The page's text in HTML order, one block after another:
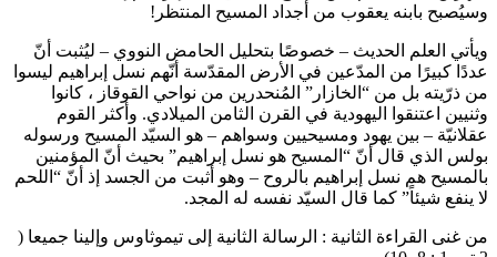
وسيُصبح بابنه يعقوب من أجداد المسيح المنتظر!
ويأتي العلم الحديث – خصوصًا بتحليل الحامض النووي – ليُثبت أنّ
عددًا كبيرًا من المدّعين في الأرض المقدّسة أنّهم نسل إبراهيم ليسوا
من ذرّيته بل من “الخازار” المُنحدرين من نواحي القوقاز ، كانوا
وثنيين اعتنقوا اليهودية في القرن الثامن الميلادي. وأكثر القوم
عقلانيّة – بين يهود ومسيحيين وسواهم – هو السيّد المسيح ورسوله
بولس الذي قال أنّ “المسيح هو نسل إبراهيم” بحيث أنّ المؤمنين
بالمسيح هم نسل إبراهيم بالروح – وهو أثبت من الجسد إذ أنّ “اللحم
لا ينفع شيئاً” كما قال السيّد نفسه له المجد.
من غنى القراءة الثانية : الرسالة الثانية إلى تيموثاوس وإلينا جميعا (